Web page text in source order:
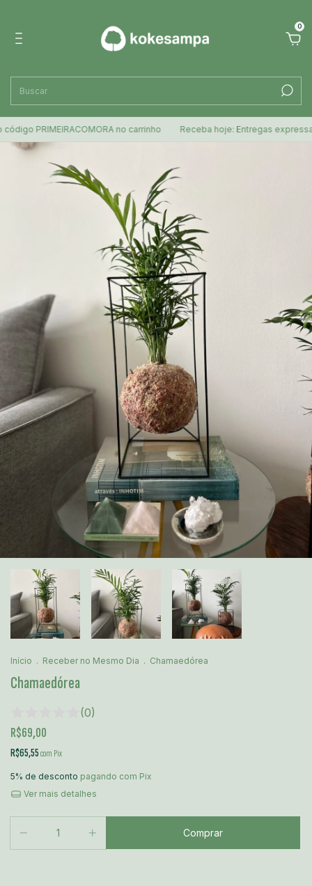
0
no carrinho Receba hoje: Entregas expressas para
Início . Receber no Mesmo Dia . Chamaedórea
Chamaedórea
(0)
R$69,00
R$65,55com Pix
5% de desconto pagando com Pix
Ver mais detalhes